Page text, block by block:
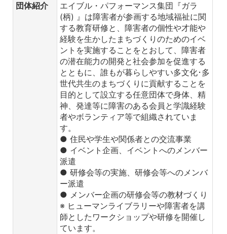
団体紹介
エイブル・パフォーマンス集団『ガラ
(柄) 』は障害者が参画する地域福祉に関
する教育研修と、障害者の個性や才能や
経験を生かしたまちづくりのためのイベ
ントを実施することをとおして、障害者
の潜在能力の開発と社会参加を促進する
とともに、誰もが暮らしやすい多文化･多
世代共生のまちづくりに貢献することを
目的として設立する任意団体で身体、精
神、発達等に障害のある会員と学識経験
者やボランティア等で組織されていま
す。
● 住民や学生や関係者との交流事業
● イベント企画、イベントへのメンバー
派遣
● 研修会等の実施、研修会等へのメンバ
ー派遣
● メンバー企画の研修会等の教材づくり
※ ヒューマンライブラリーや障害者を講
師としたワークショップや研修を開催し
ています。